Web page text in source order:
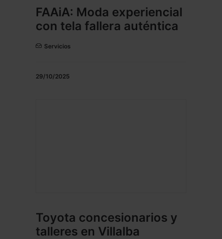
FAAiA: Moda experiencial
con tela fallera auténtica
Servicios
29/10/2025
Toyota concesionarios y
talleres en Villalba